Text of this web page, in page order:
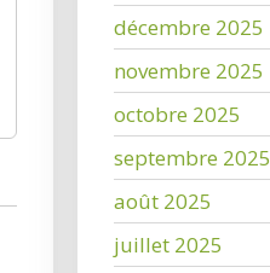
décembre 2025
novembre 2025
octobre 2025
septembre 2025
août 2025
juillet 2025